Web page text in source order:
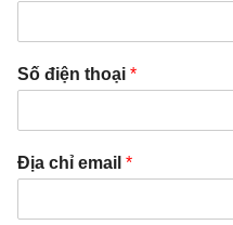
Số điện thoại *
Địa chỉ email *